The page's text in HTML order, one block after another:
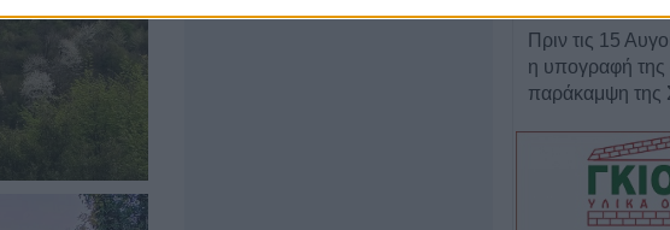
Πριν τις 15
η υπογραφή της
παράκαμψη της
- Σταυρός
4 Αυγούστου 2026, 21:57
Μυστράς: